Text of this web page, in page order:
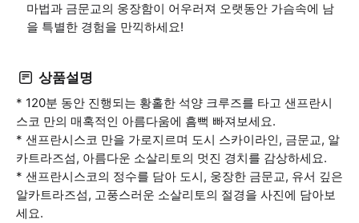
마법과 금문교의 웅장함이 어우러져 오랫동안 가슴속에 남
을 특별한 경험을 만끽하세요!
상품설명
* 120분 동안 진행되는 황홀한 석양 크루즈를 타고 샌프란시
스코 만의 매혹적인 아름다움에 흠뻑 빠져보세요.
* 샌프란시스코 만을 가로지르며 도시 스카이라인, 금문교, 알
카트라즈섬, 아름다운 소살리토의 멋진 경치를 감상하세요.
* 샌프란시스코의 정수를 담아 도시, 웅장한 금문교, 유서 깊은
알카트라즈섬, 고풍스러운 소살리토의 절경을 사진에 담아보
세요.